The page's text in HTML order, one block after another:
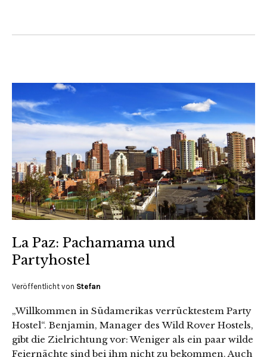
La Paz: Pachamama und
Partyhostel
Veröffentlicht von Stefan
„Willkommen in Südamerikas verrücktestem Party
Hostel“. Benjamin, Manager des Wild Rover Hostels,
gibt die Zielrichtung vor: Weniger als ein paar wilde
Feiernächte sind bei ihm nicht zu bekommen. Auch